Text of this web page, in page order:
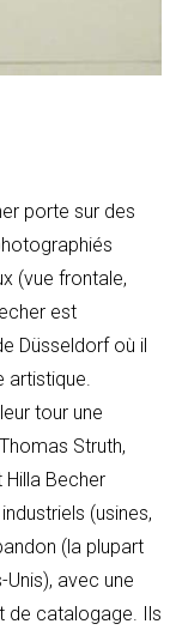
porte sur des
(vue frontale,
est
Düsseldorf où il
artistique.
tour une
Struth,
Becher
(usines,
(la plupart
avec une
de catalogage. Ils